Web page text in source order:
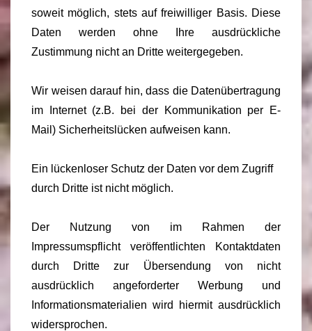
soweit möglich, stets auf freiwilliger Basis. Diese
Daten werden ohne Ihre ausdrückliche
Zustimmung nicht an Dritte weitergegeben.
Wir weisen darauf hin, dass die Datenübertragung
im Internet (z.B. bei der Kommunikation per E-
Mail) Sicherheitslücken aufweisen kann.
Ein lückenloser Schutz der Daten vor dem Zugriff
durch Dritte ist nicht möglich.
Der Nutzung von im Rahmen der
Impressumspflicht veröffentlichten Kontaktdaten
durch Dritte zur Übersendung von nicht
ausdrücklich angeforderter Werbung und
Informationsmaterialien wird hiermit ausdrücklich
widersprochen.